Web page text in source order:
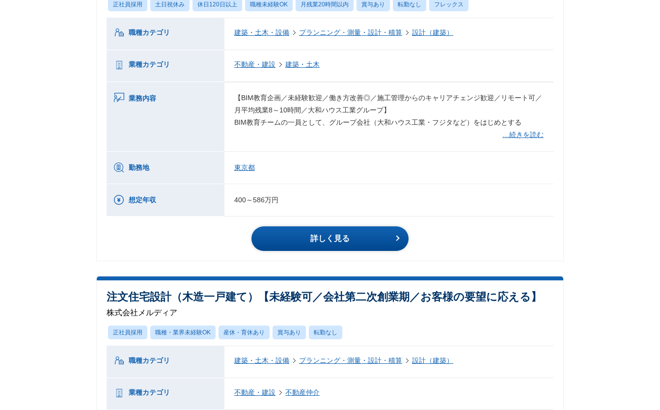
正社員採用 土日祝休み 休日120日以上 職種未経験OK 月残業20時間以内 賞与あり 転勤なし フレックス
職種カテゴリ 建築・土木・設備 プランニング・測量・設計・積算 設計（建築）
業種カテゴリ 不動産・建設 建築・土木
業務内容
【BIM教育企画／未経験歓迎／働き方改善◎／施工管理からのキャリアチェンジ歓迎／リモート可／
月平均残業8～10時間／大和ハウス工業グループ】
BIM教育チームの一員として、グループ会社（大和ハウス工業・フジタなど）をはじめとする
…続きを読む
勤務地 東京都
想定年収 400～586万円
詳しく見る
注文住宅設計（木造一戸建て）【未経験可／会社第二次創業期／お客様の要望に応える】
株式会社メルディア
正社員採用 職種・業界未経験OK 産休・育休あり 賞与あり 転勤なし
職種カテゴリ 建築・土木・設備 プランニング・測量・設計・積算 設計（建築）
業種カテゴリ 不動産・建設 不動産仲介